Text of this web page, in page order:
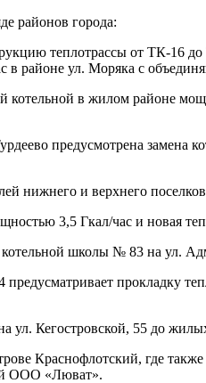
районов города:
теплотрассы от ТК-16
в районе ул. Моряка с
котельной в жилом районе
предусмотрена замена
нижнего и верхнего
3,5 Гкал/час и новая
школы № 83 на ул.
прокладку
ул. Кегостровской, 55 до
Краснофлотский, где
ООО «Люват».